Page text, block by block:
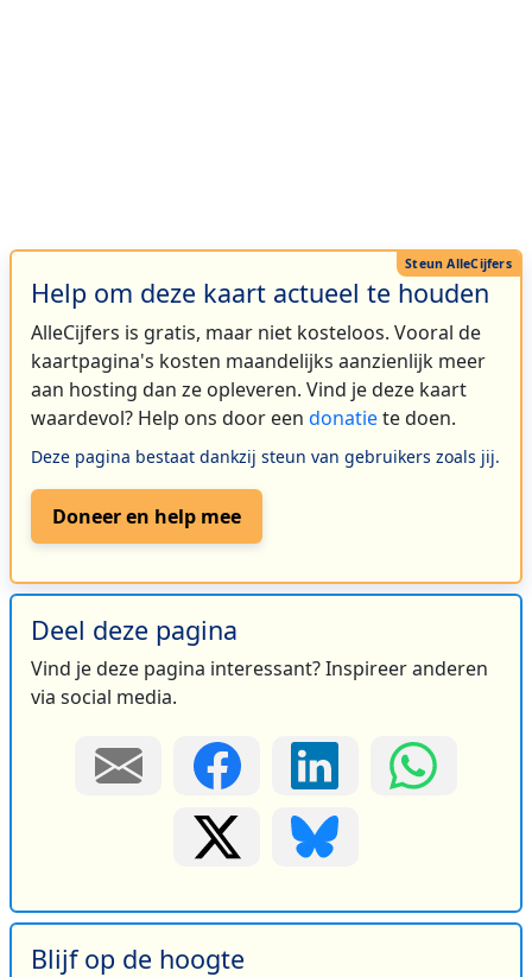
Help om deze kaart actueel te houden
AlleCijfers is gratis, maar niet kosteloos. Vooral de
kaartpagina's kosten maandelijks aanzienlijk meer
aan hosting dan ze opleveren. Vind je deze kaart
waardevol? Help ons door een donatiete doen.
Deze pagina bestaat dankzij steun van gebruikers zoals jij.
Doneer en help mee
Deel deze pagina
Vind je deze pagina interessant? Inspireer anderen
via social media.
Blijf op de hoogte